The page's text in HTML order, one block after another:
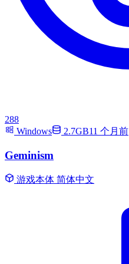
288
Windows
2.7GB11 个月前
Geminism
游戏本体 简体中文